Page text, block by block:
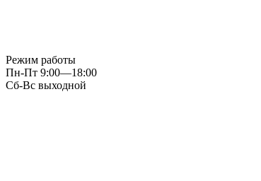
Режим работы
Пн-Пт 9:00—18:00
Сб-Вс выходной